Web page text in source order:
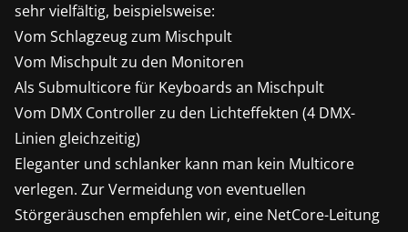
sehr vielfältig, beispielsweise:
Vom Schlagzeug zum Mischpult
Vom Mischpult zu den Monitoren
Als Submulticore für Keyboards an Mischpult
Vom DMX Controller zu den Lichteffekten (4 DMX-
Linien gleichzeitig)
Eleganter und schlanker kann man kein Multicore
verlegen. Zur Vermeidung von eventuellen
Störgeräuschen empfehlen wir, eine NetCore-Leitung